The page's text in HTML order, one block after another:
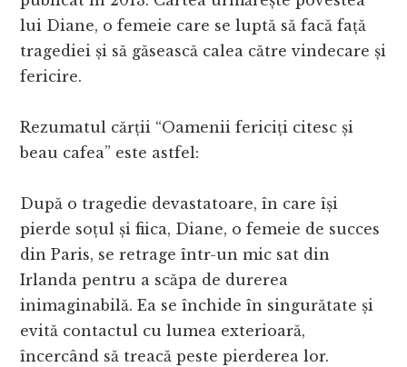
lui Diane, o femeie care se luptă să facă față
tragediei și să găsească calea către vindecare și
fericire.
Rezumatul cărții “Oamenii fericiți citesc și
beau cafea” este astfel:
După o tragedie devastatoare, în care își
pierde soțul și fiica, Diane, o femeie de succes
din Paris, se retrage într-un mic sat din
Irlanda pentru a scăpa de durerea
inimaginabilă. Ea se închide în singurătate și
evită contactul cu lumea exterioară,
încercând să treacă peste pierderea lor.